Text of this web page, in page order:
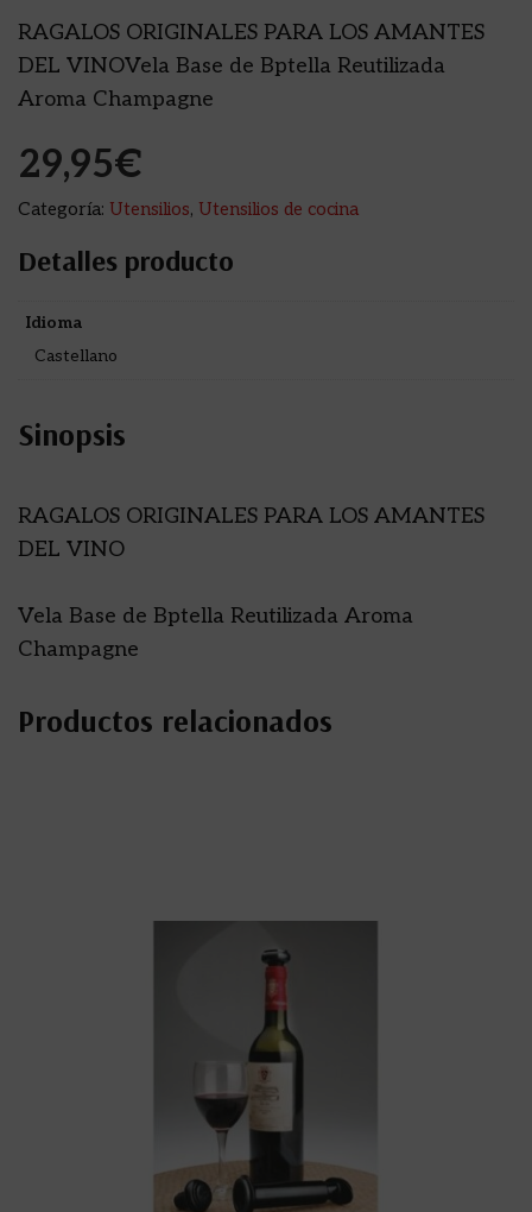
RAGALOS ORIGINALES PARA LOS AMANTES
DEL VINOVela Base de Bptella Reutilizada
Aroma Champagne
29,95€
Categoría: Utensilios, Utensilios de cocina
Detalles producto
Idioma
Castellano
Sinopsis
RAGALOS ORIGINALES PARA LOS AMANTES
DEL VINO
Vela Base de Bptella Reutilizada Aroma
Champagne
Productos relacionados